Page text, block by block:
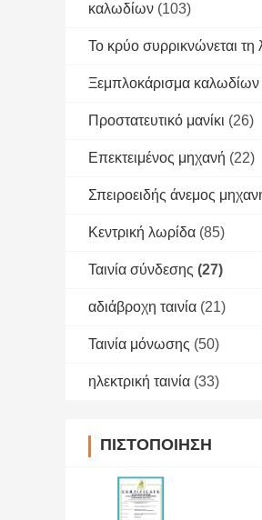
καλωδίων (103)
Το κρύο συρρικνώνεται τη
Ξεμπλοκάρισμα καλωδίων
Προστατευτικό μανίκι (26)
Επεκτειμένος μηχανή (22)
Σπειροειδής άνεμος
Κεντρική λωρίδα (85)
Ταινία σύνδεσης (27)
αδιάβροχη ταινία (21)
Ταινία μόνωσης (50)
ηλεκτρική ταινία (33)
ΠΙΣΤΟΠΟΊΗΣΗ